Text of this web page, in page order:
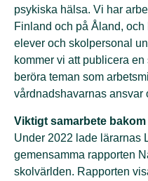
psykiska hälsa. Vi har
Finland och på Åland, och
elever och skolpersonal
kommer vi att publicera en
beröra teman som
vårdnadshavarnas ansvar
Viktigt samarbete
Under 2022 lade lärarnas
gemensamma rapporten
skolvärlden. Rapporten